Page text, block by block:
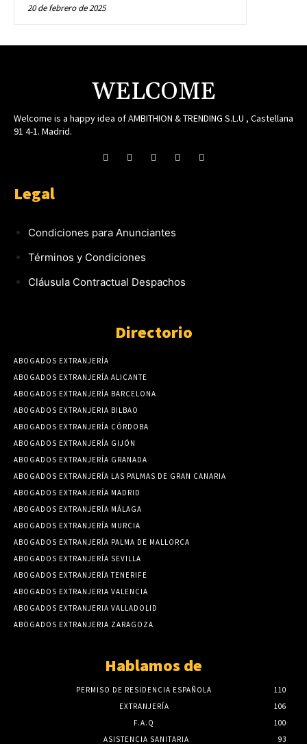
20 de febrero de 2025
WELCOME
Welcome is a happy idea of AMBITHION & TRENDING S.L.U , Castellana
91 4-1. Madrid.
Legal
Condiciones para Anunciantes
Términos y Condiciones
Cláusula Contractual Despachos
Directorio
ABOGADOS EXTRANJERÍA
ABOGADOS EXTRANJERÍA ALICANTE
ABOGADOS EXTRANJERÍA BARCELONA
ABOGADOS EXTRANJERIA BILBAO
ABOGADOS EXTRANJERÍA CÓRDOBA
ABOGADOS EXTRANJERÍA GIJÓN
ABOGADOS EXTRANJERÍA GRANADA
ABOGADOS EXTRANJERÍA LAS PALMAS DE GRAN CANARIA
ABOGADOS EXTRANJERÍA MADRID
ABOGADOS EXTRANJERÍA MÁLAGA
ABOGADOS EXTRANJERÍA MURCIA
ABOGADOS EXTRANJERÍA PALMA DE MALLORCA
ABOGADOS EXTRANJERÍA SEVILLA
ABOGADOS EXTRANJERÍA TENERIFE
ABOGADOS EXTRANJERIA VALENCIA
ABOGADOS EXTRANJERIA VALLADOLID
ABOGADOS EXTRANJERIA ZARAGOZA
Hablamos de
PERMISO DE RESIDENCIA ESPAÑOLA
110
EXTRANJERÍA
106
F.A.Q
100
ASISTENCIA SANITARIA
93